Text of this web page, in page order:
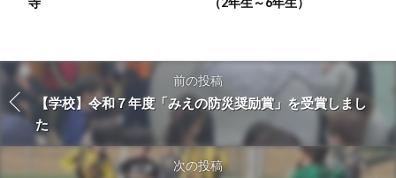
前の投稿
【学校】令和７年度「みえの防災奨励賞」を受賞しまし
た
次の投稿